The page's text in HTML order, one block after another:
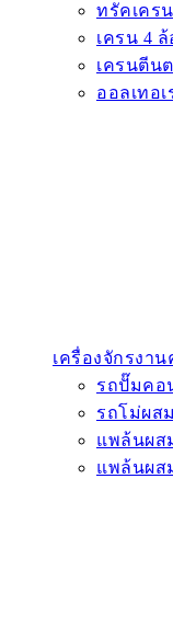
ทรัคเครน
เครน 4 ล้
เครนตีน
ออลเทอ
เครื่องจักรงา
รถปั๊มคอ
รถโม่ผส
แพล้นผส
แพล้นผส